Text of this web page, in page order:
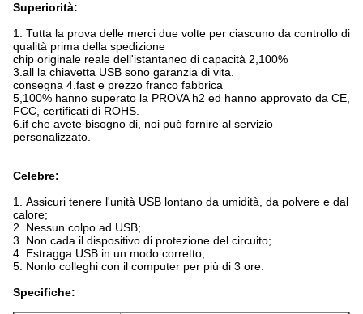
Superiorità:
1. Tutta la prova delle merci due volte per ciascuno da controllo di
qualità prima della spedizione
chip originale reale dell'istantaneo di capacità 2,100%
3.all la chiavetta USB sono garanzia di vita.
consegna 4.fast e prezzo franco fabbrica
5,100% hanno superato la PROVA h2 ed hanno approvato da CE,
FCC, certificati di ROHS.
6.if che avete bisogno di, noi può fornire al servizio
personalizzato.
Celebre:
1. Assicuri tenere l'unità USB lontano da umidità, da polvere e dal
calore;
2. Nessun colpo ad USB;
3. Non cada il dispositivo di protezione del circuito;
4. Estragga USB in un modo corretto;
5. Nonlo colleghi con il computer per più di 3 ore.
Specifiche: